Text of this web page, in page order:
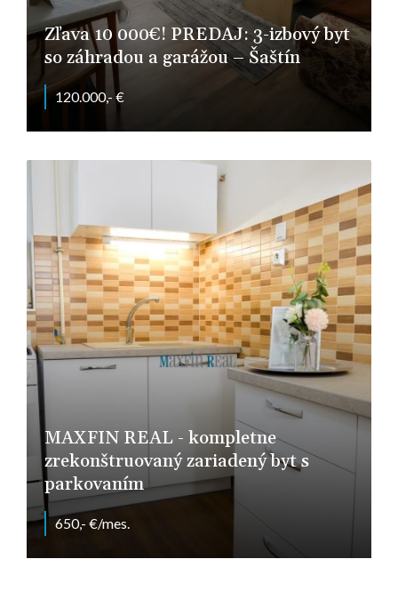
Zľava 10 000€! PREDAJ: 3-izbový byt
so záhradou a garážou – Šaštín
120.000,- €
MAXFIN REAL - kompletne
zrekonštruovaný zariadený byt s
parkovaním
650,- €/mes.